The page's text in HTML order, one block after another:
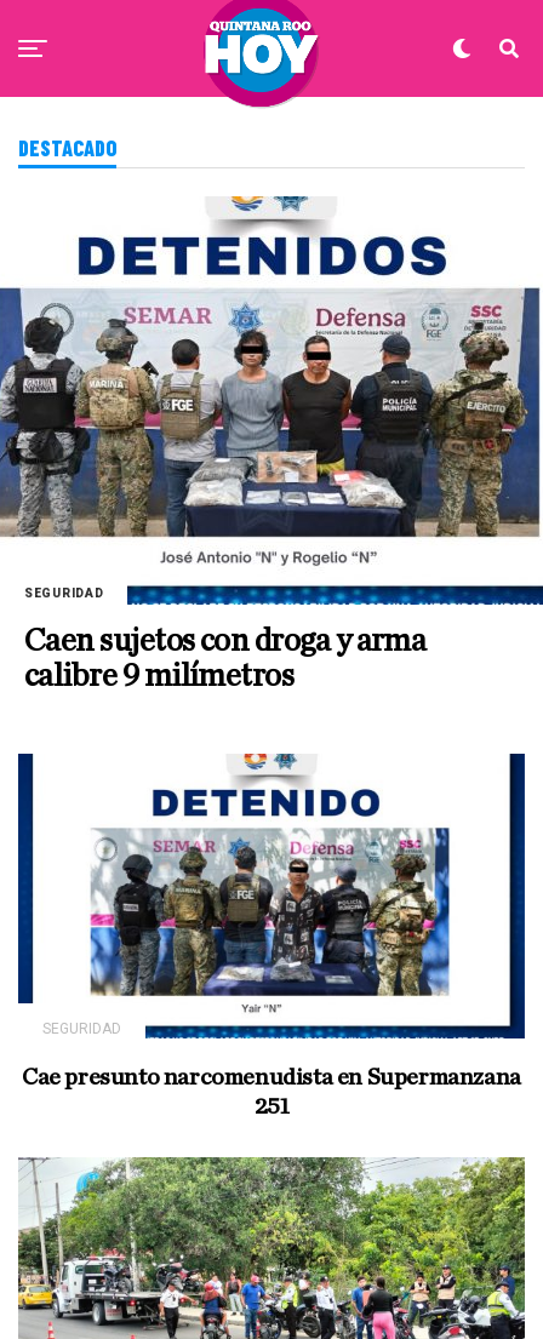
DESTACADO
SEGURIDAD
Caen sujetos con droga y arma
calibre 9 milímetros
SEGURIDAD
Cae presunto narcomenudista en Supermanzana
251